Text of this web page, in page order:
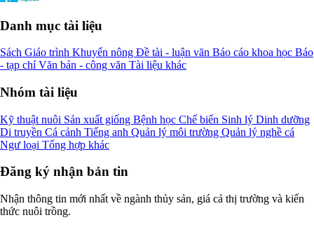
Danh mục tài liệu
Sách Giáo trình Khuyến nông Đề tài - luận văn Báo cáo khoa học Báo
- tạp chíVăn bản - công văn Tài liệu khác
Nhóm tài liệu
Kỹ thuật nuôi Sản xuất giống Bệnh học Chế biến Sinh lý Dinh dưỡng
Di truyền Cá cảnh Tiếng anh Quản lý môi trường Quản lý nghề cá
Ngư loại Tổng hợp khác
Đăng ký nhận bản tin
Nhận thông tin mới nhất về ngành thủy sản, giá cả thị trường và kiến
thức nuôi trồng.